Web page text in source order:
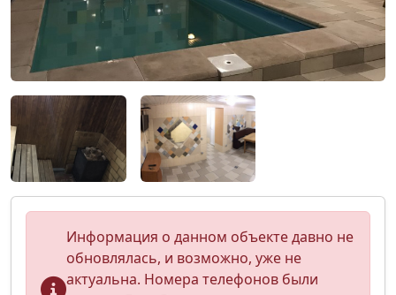
Информация о данном объекте давно не
обновлялась, и возможно, уже не
актуальна. Номера телефонов были